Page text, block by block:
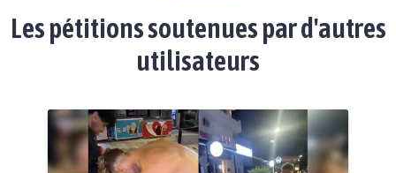
Les pétitions soutenues par d'autres
utilisateurs